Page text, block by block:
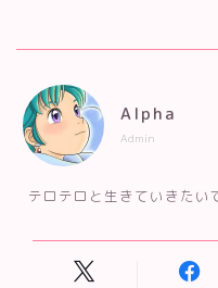
Alpha
Admin
テロテロと生きていきたい